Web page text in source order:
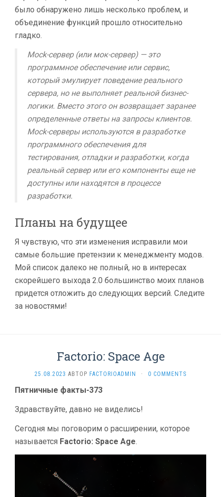
было обнаружено лишь несколько проблем, и
объединение функций прошло относительно
гладко.
Mock-сервер (или мок-сервер) — это
программное обеспечение или сервис,
который эмулирует поведение реального
сервера, но не выполняет реальной бизнес-
логики. Вместо этого он возвращает заранее
определенные ответы на запросы клиентов.
Mock-серверы используются в разработке
программного обеспечения для
тестирования, отладки и разработки, когда
реальный сервер или его компоненты еще не
доступны или находятся в процессе
разработки.
Планы на будущее
Я чувствую, что эти изменения исправили мои
самые большие претензии к менеджменту модов.
Мой список далеко не полный, но в интересах
скорейшего выхода 2.0 большинство моих планов
придется отложить до следующих версий. Следите
за новостями!
Factorio: Space Age
25.08.2023 АВТОР FACTORIOADMIN · 0 COMMENTS
Пятничные факты-373
Здравствуйте, давно не виделись!
Сегодня мы поговорим о расширении, которое
называется Factorio: Space Age.